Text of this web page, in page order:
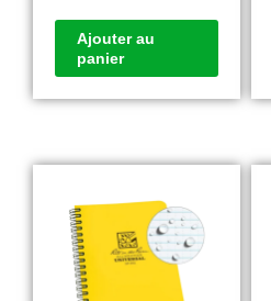
Ajouter au
panier